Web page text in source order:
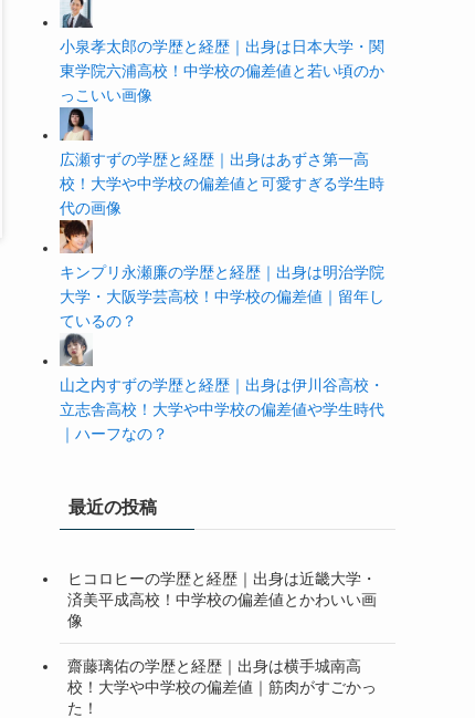
小泉孝太郎の学歴と経歴｜出身は日本大学・関
東学院六浦高校！中学校の偏差値と若い頃のか
っこいい画像
広瀬すずの学歴と経歴｜出身はあずさ第一高
校！大学や中学校の偏差値と可愛すぎる学生時
代の画像
キンプリ永瀬廉の学歴と経歴｜出身は明治学院
大学・大阪学芸高校！中学校の偏差値｜留年し
ているの？
山之内すずの学歴と経歴｜出身は伊川谷高校・
立志舎高校！大学や中学校の偏差値や学生時代
｜ハーフなの？
最近の投稿
ヒコロヒーの学歴と経歴｜出身は近畿大学・
済美平成高校！中学校の偏差値とかわいい画
像
齋藤璃佑の学歴と経歴｜出身は横手城南高
校！大学や中学校の偏差値｜筋肉がすごかっ
た！